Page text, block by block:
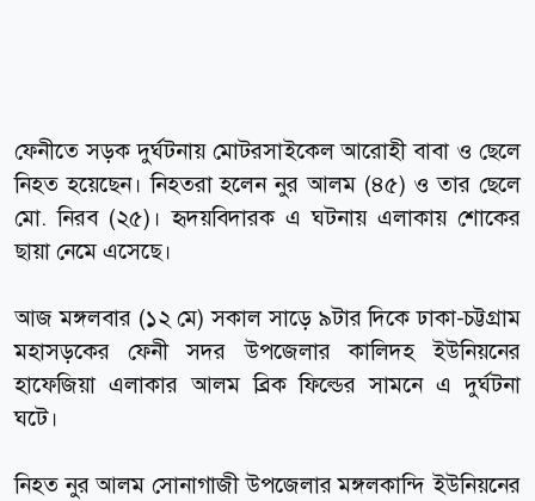
ফেনীতে সড়ক দুর্ঘটনায় মোটরসাইকেল আরোহী বাবা ও ছেলে
নিহত হয়েছেন। নিহতরা হলেন নুর আলম (৪৫) ও তার ছেলে
মো. নিরব (২৫)। হৃদয়বিদারক এ ঘটনায় এলাকায় শোকের
ছায়া নেমে এসেছে।
আজ মঙ্গলবার (১২ মে) সকাল সাড়ে ৯টার দিকে ঢাকা-চট্টগ্রাম
মহাসড়কের ফেনী সদর উপজেলার কালিদহ ইউনিয়নের
হাফেজিয়া এলাকার আলম ব্রিক ফিল্ডের সামনে এ দুর্ঘটনা
ঘটে।
নিহত নুর আলম সোনাগাজী উপজেলার মঙ্গলকান্দি ইউনিয়নের